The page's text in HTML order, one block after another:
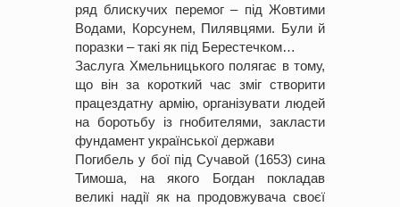
ряд блискучих перемог – під Жовтими
Водами, Корсунем, Пилявцями. Були й
поразки – такі як під Берестечком…
Заслуга Хмельницького полягає в тому,
що він за короткий час зміг створити
працездатну армію, організувати людей
на боротьбу із гнобителями, закласти
фундамент української держави
Погибель у бої під Сучавой (1653) сина
Тимоша, на якого Богдан покладав
великі надії як на продовжувача своєї